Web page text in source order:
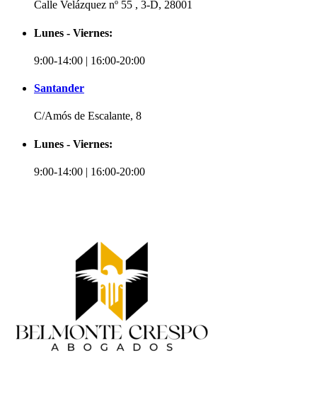
Calle Velázquez nº 55 , 3-D, 28001
Lunes - Viernes:
9:00-14:00 | 16:00-20:00
Santander
C/Amós de Escalante, 8
Lunes - Viernes:
9:00-14:00 | 16:00-20:00